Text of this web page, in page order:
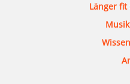
Länger